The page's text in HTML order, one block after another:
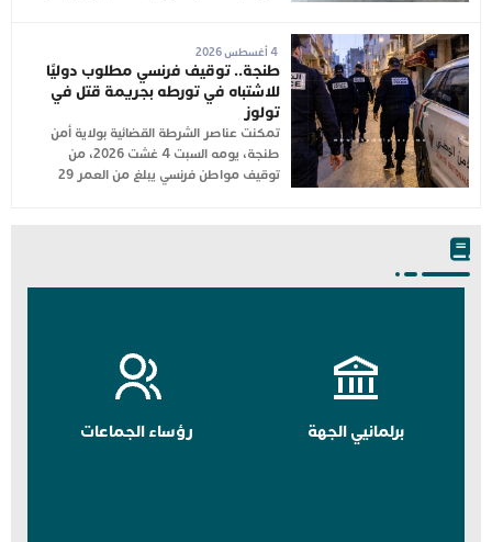
4 أغسطس 2026
طنجة.. توقيف فرنسي مطلوب دوليًا
للاشتباه في تورطه بجريمة قتل في
تولوز
تمكنت عناصر الشرطة القضائية بولاية أمن
طنجة، يومه السبت 4 غشت 2026، من
توقيف مواطن فرنسي يبلغ من العمر 29
برلمانيي الجهة رؤساء الجماعات